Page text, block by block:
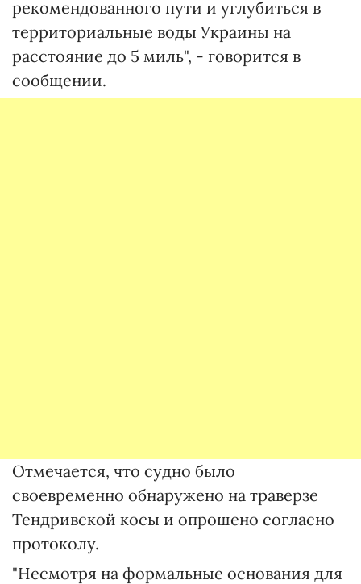
рекомендованного пути и углубиться в
территориальные воды Украины на
расстояние до 5 миль", - говорится в
сообщении.
Отмечается, что судно было
своевременно обнаружено на траверзе
Тендривской косы и опрошено согласно
протоколу.
"Несмотря на формальные основания для